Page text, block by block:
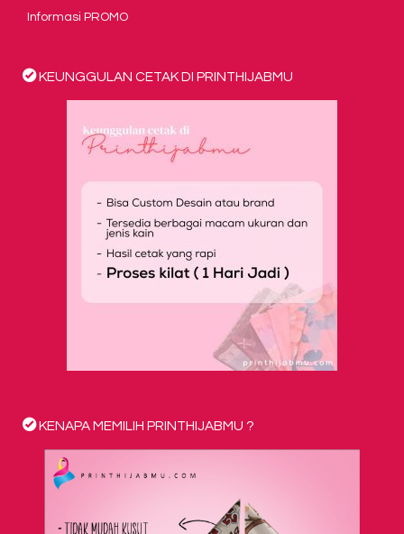
Informasi PROMO
KEUNGGULAN CETAK DI PRINTHIJABMU
KENAPA MEMILIH PRINTHIJABMU ?